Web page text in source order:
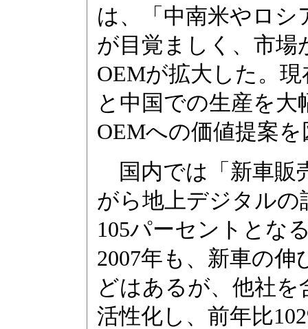
は、「中南米やロシ
が目覚ましく、市場
OEMが拡大した。
と中国での生産を
OEMへの価値提案
国内では「新車販
がら地上デジタルの
105パーセントとな
2007年も、新車の
どはあるが、他社
活性化し、前年比